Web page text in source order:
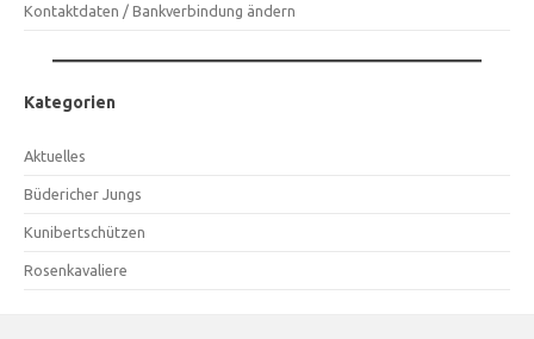
Kontaktdaten / Bankverbindung ändern
Kategorien
Aktuelles
Büdericher Jungs
Kunibertschützen
Rosenkavaliere